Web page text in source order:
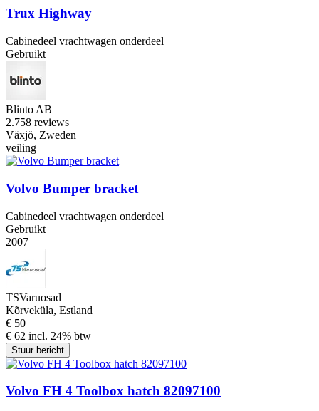
Trux Highway
Cabinedeel vrachtwagen onderdeel
Gebruikt
Blinto AB
2.758 reviews
Växjö, Zweden
veiling
Volvo Bumper bracket
Cabinedeel vrachtwagen onderdeel
Gebruikt
2007
TSVaruosad
Kõrveküla, Estland
€ 50
€ 62 incl. 24% btw
Stuur bericht
Volvo FH 4 Toolbox hatch 82097100